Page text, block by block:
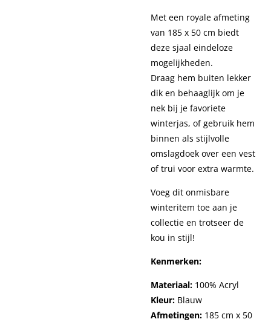
Met een royale afmeting
van 185 x 50 cm biedt
deze sjaal eindeloze
mogelijkheden.
Draag hem buiten lekker
dik en behaaglijk om je
nek bij je favoriete
winterjas, of gebruik hem
binnen als stijlvolle
omslagdoek over een vest
of trui voor extra warmte.
Voeg dit onmisbare
winteritem toe aan je
collectie en trotseer de
kou in stijl!
Kenmerken:
Materiaal: 100% Acryl
Kleur: Blauw
Afmetingen: 185 cm x 50